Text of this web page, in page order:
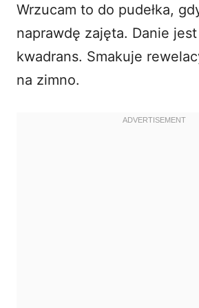
Wrzucam to do pudełka,
naprawdę zajęta. Danie
kwadrans. Smakuje
na zimno.